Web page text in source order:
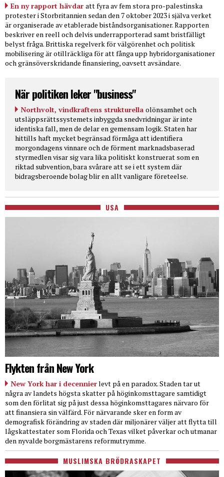
En ny rapport hävdar att fyra av fem stora pro-palestinska
protester i Storbritannien sedan den 7 oktober 2023 i själva verket
är organiserade av etablerade biståndsorganisationer. Rapporten
beskriver en reell och delvis underrapporterad samt bristfälligt
belyst fråga. Brittiska regelverk för välgörenhet och politisk
mobilisering är otillräckliga för att fånga upp hybridorganisationer
och gränsöverskridande finansiering, oavsett avsändare.
När politiken leker "business"
Northvolt, vindkraftens strukturella olönsamhet och
utsläppsrättssystemets inbyggda snedvridningar är inte
identiska fall, men de delar en gemensam logik. Staten har
hittills haft mycket begränsad förmåga att identifiera
morgondagens vinnare och de förment marknadsbaserad
styrmedlen visar sig vara lika politiskt konstruerat som en
riktad subvention, bara svårare att se i ett system där
bidragsberoende bolag blir en allt vanligare företeelse.
USA
Flykten från New York
New York har i decennierlevt på en paradox. Staden tar ut
några av landets högsta skatter på höginkomsttagare samtidigt
som den förlitat sig på just dessa höginkomsttagares närvaro för
att finansiera sin välfärd. För närvarande sker en form av
demografisk förändring av staden där miljonärer väljer att flytta till
lågskattestater som Florida och Texas vilket påverkar och utmanar
den nyvalde borgmästarens reformutrymme.
MUSLIMSKA BRÖDRASKAPET